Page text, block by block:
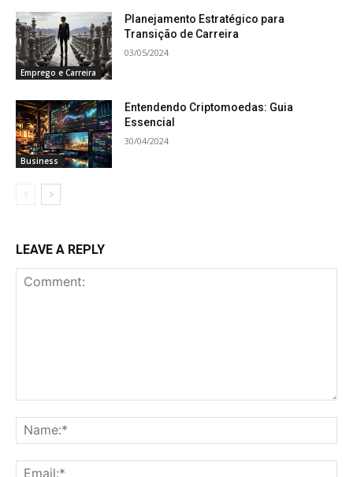
Emprego e Carreira
Planejamento Estratégico para
Transição de Carreira
03/05/2024
Business
Entendendo Criptomoedas: Guia
Essencial
30/04/2024
LEAVE A REPLY